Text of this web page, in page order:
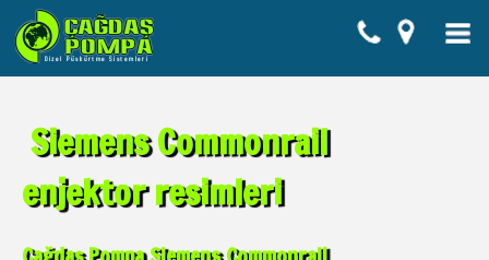
Siemens Commonrail
enjektor resimleri